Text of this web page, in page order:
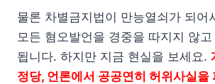
물론 차별금지법이 만능열쇠가 되어
모든 혐오발언을 경중을 따지지 않
됩니다. 하지만 지금 현실을 보세요.
정당, 언론에서 공공연히 허위사실을